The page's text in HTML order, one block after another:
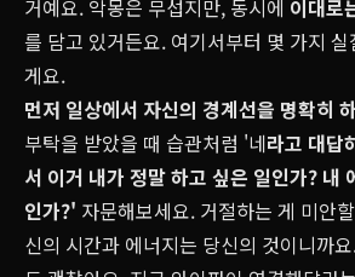
거예요. 악몽은 무섭지만, 동시에 이대로
를 담고 있거든요. 여기서부터 몇 가지
게요.
먼저 일상에서 자신의 경계선을 명확히
부탁을 받았을 때 습관처럼 '네라고 대답
서 이거 내가 정말 하고 싶은 일인가? 내
인가?' 자문해보세요. 거절하는 게 미안
신의 시간과 에너지는 당신의 것이니까